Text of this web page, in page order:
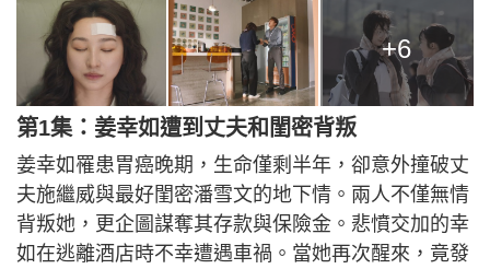
+6
第1集：姜幸如遭到丈夫和閨密背叛
姜幸如罹患胃癌晚期，生命僅剩半年，卻意外撞破丈
夫施繼威與最好閨密潘雪文的地下情。兩人不僅無情
背叛她，更企圖謀奪其存款與保險金。悲憤交加的幸
如在逃離酒店時不幸遭遇車禍。當她再次醒來，竟發